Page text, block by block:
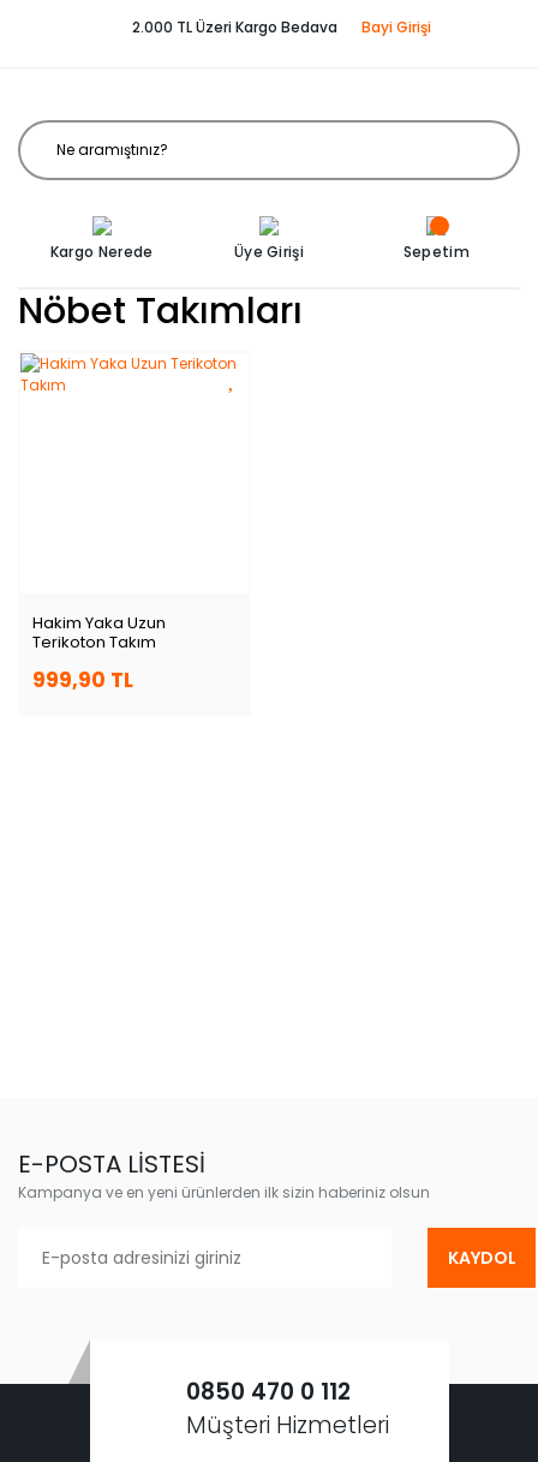
2.000 TL Üzeri Kargo Bedava Bayi Girişi
Kargo Nerede Üye Girişi Sepetim
Nöbet Takımları
Hakim Yaka Uzun
Terikoton Takım
999,90 TL
E-POSTA LİSTESİ
Kampanya ve en yeni ürünlerden ilk sizin haberiniz olsun
KAYDOL
0850 470 0 112
Müşteri Hizmetleri